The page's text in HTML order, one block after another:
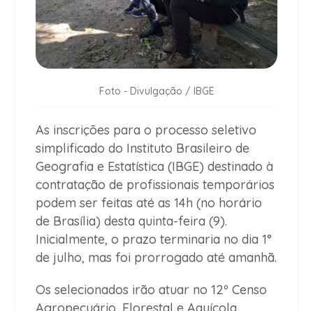
Foto - Divulgação / IBGE
As inscrições para o processo seletivo
simplificado do Instituto Brasileiro de
Geografia e Estatística (IBGE) destinado à
contratação de profissionais temporários
podem ser feitas até as 14h (no horário
de Brasília) desta quinta-feira (9).
Inicialmente, o prazo terminaria no dia 1°
de julho, mas foi prorrogado até amanhã.
Os selecionados irão atuar no 12º Censo
Agropecuário, Florestal e Aquícola.